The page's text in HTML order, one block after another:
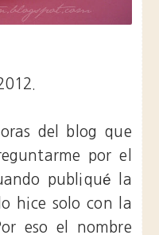
del blog que
por el
publiqué la
hice solo con la
eso el nombre